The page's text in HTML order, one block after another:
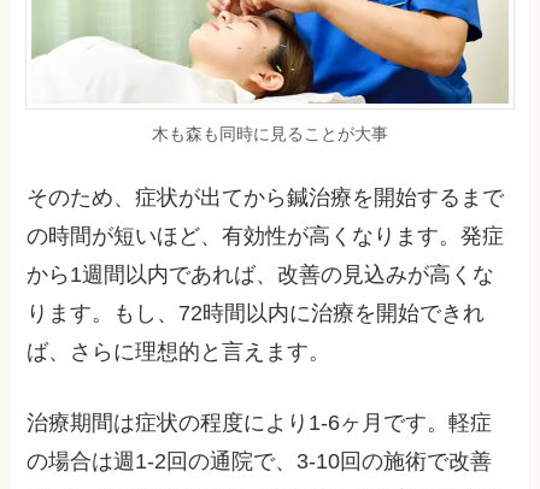
木も森も同時に見ることが大事
そのため、症状が出てから鍼治療を開始するまで
の時間が短いほど、有効性が高くなります。発症
から1週間以内であれば、改善の見込みが高くな
ります。もし、72時間以内に治療を開始できれ
ば、さらに理想的と言えます。
治療期間は症状の程度により1-6ヶ月です。軽症
の場合は週1-2回の通院で、3-10回の施術で改善